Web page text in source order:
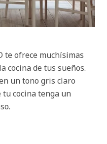
te ofrece muchísimas
cocina de tus sueños.
un tono gris claro
cocina tenga un